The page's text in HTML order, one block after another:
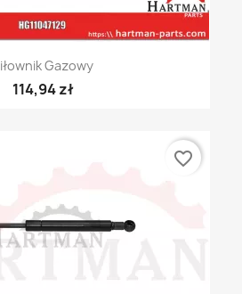
Gazowy
114,94 zł
favorite_border